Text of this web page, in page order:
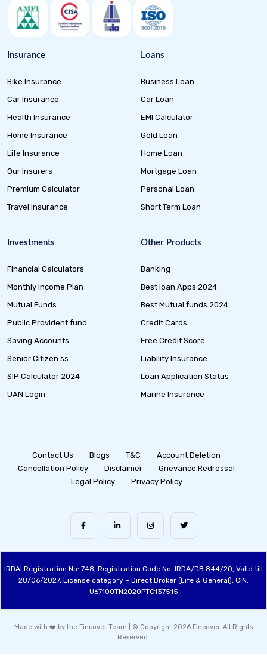
Insurance
Bike Insurance
Car Insurance
Health Insurance
Home Insurance
Life Insurance
Our Insurers
Premium Calculator
Travel Insurance
Loans
Business Loan
Car Loan
EMI Calculator
Gold Loan
Home Loan
Mortgage Loan
Personal Loan
Short Term Loan
Investments
Financial Calculators
Monthly Income Plan
Mutual Funds
Public Provident fund
Saving Accounts
Senior Citizen ss
SIP Calculator 2024
UAN Login
Other Products
Banking
Best loan Apps 2024
Best Mutual funds 2024
Credit Cards
Free Credit Score
Liability Insurance
Loan Application Status
Marine Insurance
Contact Us Blogs T&C
Account Deletion
Cancellation Policy
Disclaimer
Grievance Redressal
Legal Policy
Privacy Policy
IRDAI Registration No: 748, Registration Code No. IRDA/DB 844/20, Valid till
28/06/2027, License category – Direct Broker (Life & General), CIN:
U67100TN2020PTC137515
Made with ❤️ by the Fincover Team | © Copyright 2026 Fincover. All Rights
Reserved.